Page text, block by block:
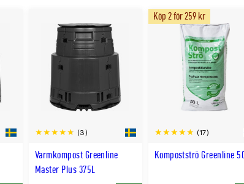
Varmkompost Greenline
Master Plus 375L
(3)
Kompostströ Greenline
(17)
Köp 2 för 259 kr